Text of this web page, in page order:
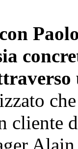
cliente